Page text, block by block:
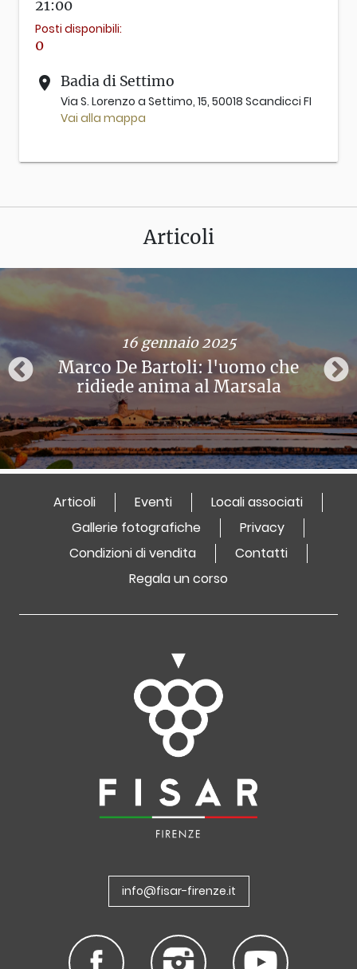
21:00
Posti disponibili:
0
place Badia di Settimo
Via S. Lorenzo a Settimo, 15, 50018 Scandicci FI
Vai alla mappa
Articoli
16 gennaio 2025
Marco De Bartoli: l'uomo che
ridiede anima al Marsala
Articoli Eventi
Locali associati
Gallerie fotografiche
Privacy
Condizioni di vendita
Contatti
Regala un corso
info@fisar-firenze.it